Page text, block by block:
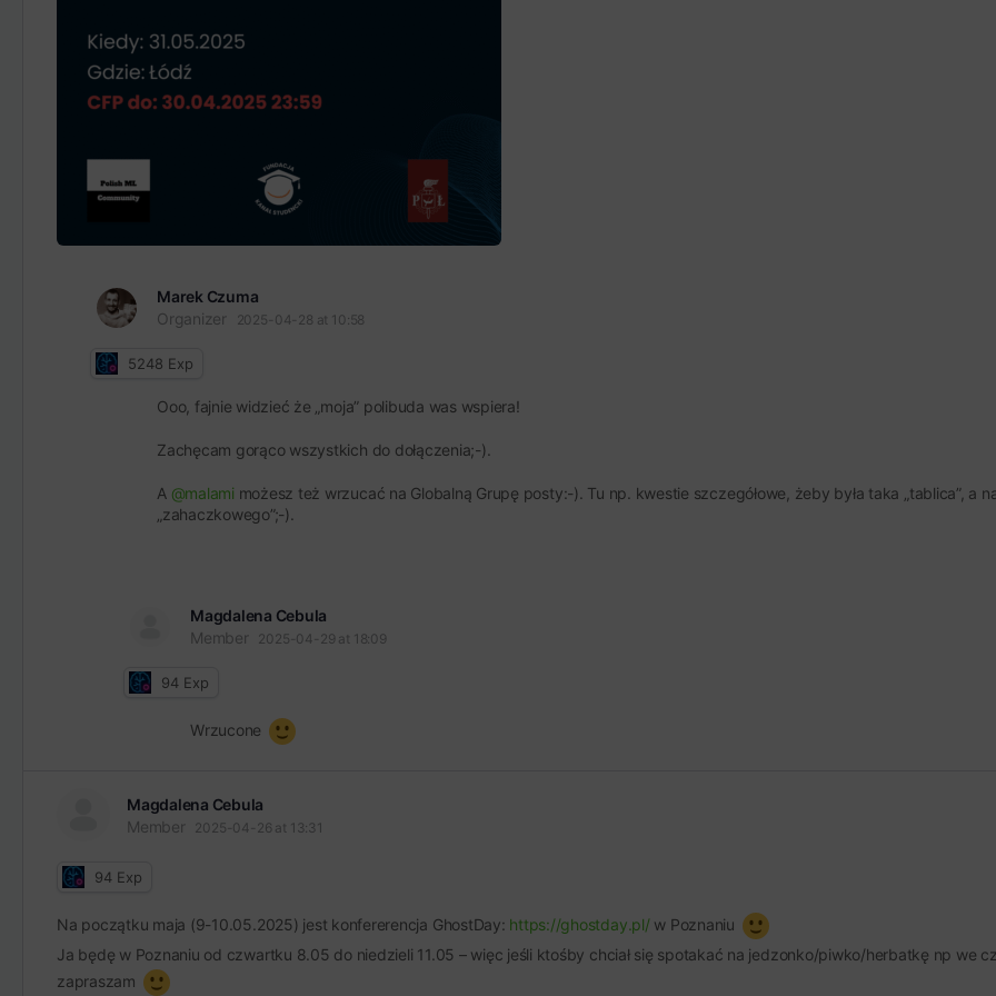
Marek Czuma
Organizer
2025-04-28 at 10:58
5248 Exp
Ooo, fajnie widzieć że „moja” polibuda was wspiera!
Zachęcam gorąco wszystkich do dołączenia;-).
A @malami możesz też wrzucać na Globalną Grupę posty:-). Tu np. kwestie szczegółowe, żeby była taka „tablica”, a
„zahaczkowego”;-).
Magdalena Cebula
Member
2025-04-29 at 18:09
94 Exp
Wrzucone
Magdalena Cebula
Member
2025-04-26 at 13:31
94 Exp
Na początku maja (9-10.05.2025) jest konfererencja GhostDay: https://ghostday.pl/w Poznaniu
Ja będę w Poznaniu od czwartku 8.05 do niedzieli 11.05 – więc jeśli ktośby chciał się spotakać na jedzonko/piwko/herbatkę np we
zapraszam